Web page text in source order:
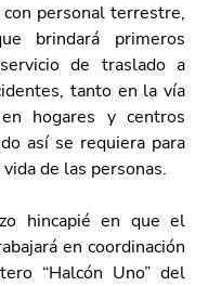
personal terrestre,
brindará primeros
de traslado a
tanto en la vía
hogares y centros
así se requiera para
de las personas.
hincapié en que el
en coordinación
“Halcón Uno” del